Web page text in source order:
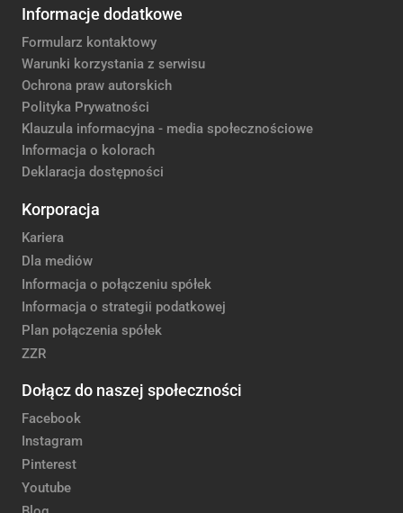
Informacje dodatkowe
Formularz kontaktowy
Warunki korzystania z serwisu
Ochrona praw autorskich
Polityka Prywatności
Klauzula informacyjna - media społecznościowe
Informacja o kolorach
Deklaracja dostępności
Korporacja
Kariera
Dla mediów
Informacja o połączeniu spółek
Informacja o strategii podatkowej
Plan połączenia spółek
ZZR
Dołącz do naszej społeczności
Facebook
Instagram
Pinterest
Youtube